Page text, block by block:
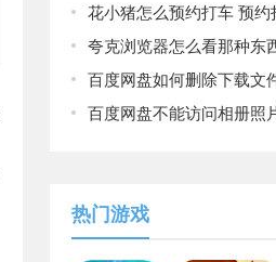
花小猪怎么预约打车 预
热门游戏